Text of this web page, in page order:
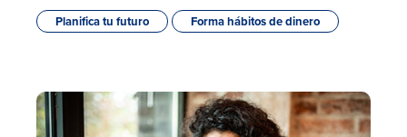
Planifica tu futuro Forma hábitos de dinero